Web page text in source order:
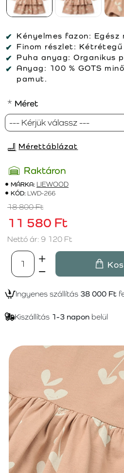
Kényelmes fazon: Egész
Finom részlet: Kétrétegű
Puha anyag: Organikus
Anyag: 100 % GOTS
pamut.
Raktáron
MÁRKA: LIEWOOD
KÓD: LWD-266
11 580 Ft
18 800 Ft
Nettó ár: 9 120 Ft
Méret
Mérettáblázat
Ingyenes szállítás 38 000 Ft
Kiszállítás 1-3 napon belül